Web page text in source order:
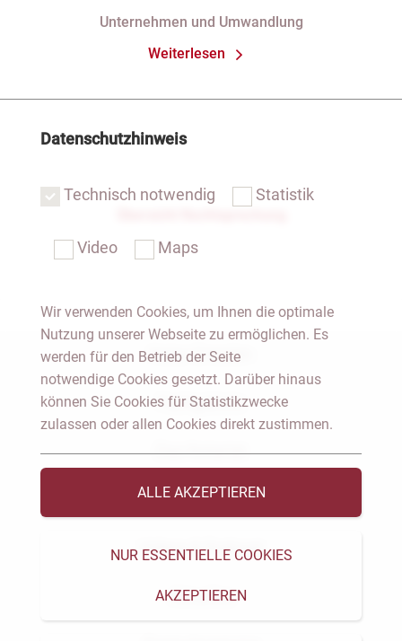
einer eGbR im Gesellschaftsregister
Unternehmen und Umwandlung
Weiterlesen
Notar Dresden
Fachgebiete
Das Notariat
Vorträge & Veröffentlichungen
Videos & Podcast
Aktuelles
Datenschutzhinweis
Technisch notwendig Statistik
Video Maps
Wir verwenden Cookies, um Ihnen die optimale
Nutzung unserer Webseite zu ermöglichen. Es
werden für den Betrieb der Seite
notwendige Cookies gesetzt. Darüber hinaus
können Sie Cookies für Statistikzwecke
zulassen oder allen Cookies direkt zustimmen.
ALLE AKZEPTIEREN
NUR ESSENTIELLE COOKIES
AKZEPTIEREN